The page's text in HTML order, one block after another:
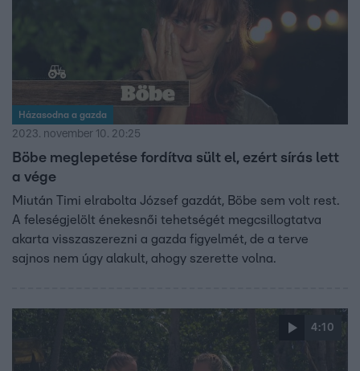
Házasodna a gazda
2023. november 10. 20:25
Böbe meglepetése fordítva sült el, ezért sírás lett
a vége
Miután Timi elrabolta József gazdát, Böbe sem volt rest.
A feleségjelölt énekesnői tehetségét megcsillogtatva
akarta visszaszerezni a gazda figyelmét, de a terve
sajnos nem úgy alakult, ahogy szerette volna.
4:10